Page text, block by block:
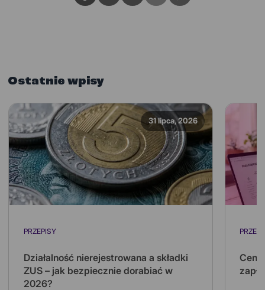
Ostatnie wpisy
31 lipca, 2026
PRZEPISY
Działalność nierejestrowana a składki
ZUS – jak bezpiecznie dorabiać w
2026?